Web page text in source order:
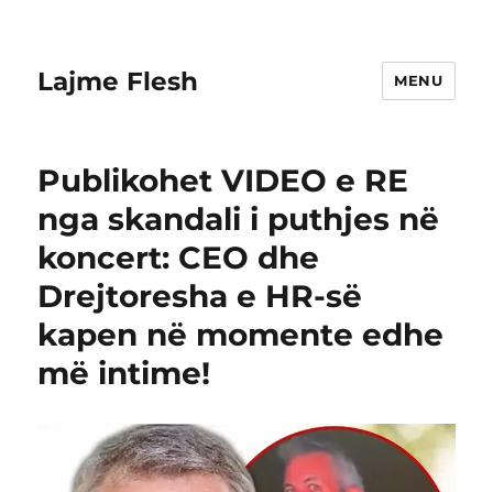
Lajme Flesh MENU
Publikohet VIDEO e RE
nga skandali i puthjes në
koncert: CEO dhe
Drejtoresha e HR-së
kapen në momente edhe
më intime!